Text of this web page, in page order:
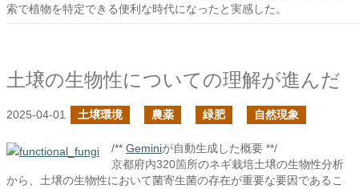
索で植物を特定できる便利な時代になったと実感した。
土壌の生物性についての理解が進んだ
2025-04-01 土壌環境 農薬 緑肥 自然現象
/** Geminiが自動生成した概要 **/
京都府内320箇所のネギ栽培土壌の生物性分析
から、土壌の生物性において菌寄生菌の存在が重要な要因であるこ